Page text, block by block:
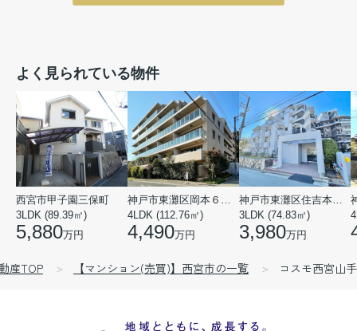
よく見られている物件
西宮市甲子園三保町
3LDK (89.39㎡)
5,880万円
神戸市東灘区岡本６丁目
4LDK (112.76㎡)
4,490万円
神戸市東灘区住吉本町１丁目
3LDK (74.83㎡)
3,980万円
産TOP 【マンション(売買)】西宮市の一覧 コスモ西宮山手